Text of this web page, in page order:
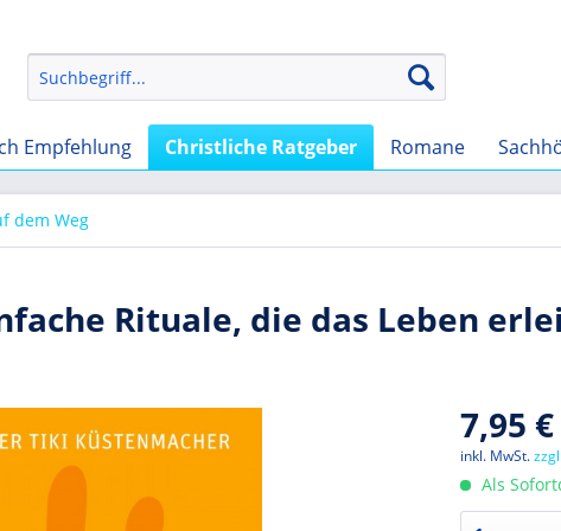
Empfehlung Christliche Ratgeber Romane
dem Weg
Rituale, die das Leben
7,95
inkl. MwSt.
Als